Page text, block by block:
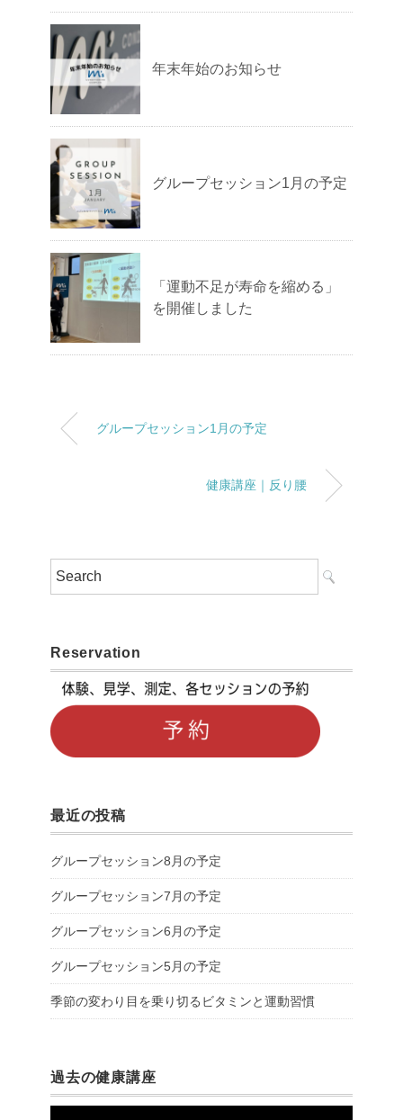
年末年始のお知らせ
グループセッション1月の予定
「運動不足が寿命を縮める」
を開催しました
グループセッション1月の予定
健康講座｜反り腰
Reservation
最近の投稿
グループセッション8月の予定
グループセッション7月の予定
グループセッション6月の予定
グループセッション5月の予定
季節の変わり目を乗り切るビタミンと運動習慣
過去の健康講座